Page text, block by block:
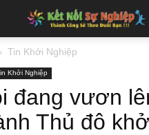
Tin Khởi Nghiệp
Khởi Nghiệp
đang vươn
Thủ đô